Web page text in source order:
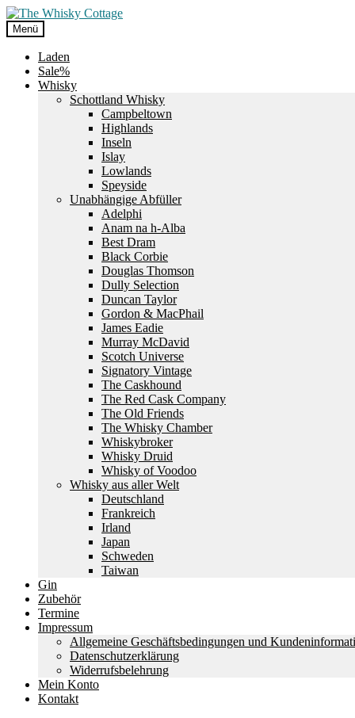
Zur
Navigation
springen
Zum
Inhalt
springen
Menü
Laden
Sale%
Whisky
Schottland Whisky
Campbeltown
Highlands
Inseln
Islay
Lowlands
Speyside
Unabhängige Abfüller
Adelphi
Anam na h-Alba
Best Dram
Black Corbie
Douglas Thomson
Dully Selection
Duncan Taylor
Gordon & MacPhail
James Eadie
Murray McDavid
Scotch Universe
Signatory Vintage
The Caskhound
The Red Cask Company
The Old Friends
The Whisky Chamber
Whiskybroker
Whisky Druid
Whisky of Voodoo
Whisky aus aller Welt
Deutschland
Frankreich
Irland
Japan
Schweden
Taiwan
Gin
Zubehör
Termine
Impressum
Allgemeine Geschäftsbedingungen und
Datenschutzerklärung
Widerrufsbelehrung
Mein Konto
Kontakt